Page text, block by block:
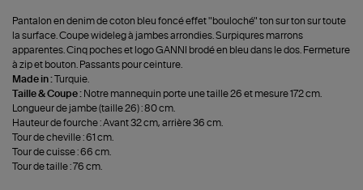
Pantalon en denim de coton bleu foncé effet "bouloché" ton sur ton sur toute
la surface. Coupe wideleg à jambes arrondies. Surpiqures marrons
apparentes. Cinq poches et logo GANNI brodé en bleu dans le dos. Fermeture
à zip et bouton. Passants pour ceinture.
Made in :
Turquie.
Taille & Coupe : Notre mannequin porte une taille 26 et mesure 172 cm.
Longueur de jambe (taille 26) : 80 cm.
Hauteur de fourche : Avant 32 cm, arrière 36 cm.
Tour de cheville : 61 cm.
Tour de cuisse : 66 cm.
Tour de taille : 76 cm.